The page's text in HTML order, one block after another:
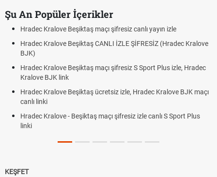
Şu An Popüler İçerikler
Hradec Kralove Beşiktaş maçı şifresiz canlı yayın izle
Hradec Kralove Beşiktaş CANLI İZLE ŞİFRESİZ (Hradec Kralove
BJK)
Hradec Kralove Beşiktaş maçı şifresiz S Sport Plus izle, Hradec
Kralove BJK link
Hradec Kralove Beşiktaş ücretsiz izle, Hradec Kralove BJK maçı
canlı linki
Hradec Kralove - Beşiktaş maçı şifresiz izle canlı S Sport Plus
linki
KEŞFET